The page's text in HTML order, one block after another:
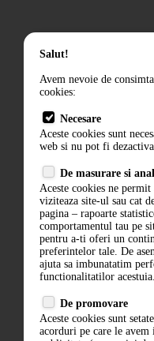
Politica
ABONARE LA
Salut!
Avem nevoie de
cookies:
Necesare
Aceste cookies sunt
web si nu pot fi
De masurare si
Aceste cookies ne
viziteaza site-ul sau cat
pagina – rapoarte
comportamentul tau pe
pentru a-ti oferi un
preferintelor tale. De
ajuta sa imbunatatim
functionalitatilor acestuia.
De promovare
Aceste cookies sunt
acorduri pe care le